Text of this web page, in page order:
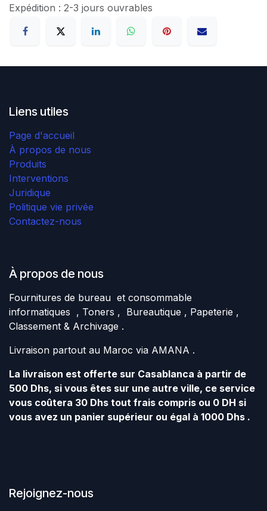
Expédition : 2-3 jours ouvrables
Liens utiles
Page d'accueil
À propos de nous
Produits
Interventions
Juridique
Politique vie privée
Contactez-nous
À propos de nous
Fournitures de bureau et consommable
informatiques , Toners , Bureautique , Papeterie ,
Classement & Archivage .
Livraison partout au Maroc via AMANA .
La livraison est offerte sur Casablanca à partir de
500 Dhs, si vous êtes sur une autre ville, ce service
vous coûtera 30 Dhs tout frais compris ou 0 DH si
vous avez un panier supérieur ou égal à 1000 Dhs .
Rejoignez-nous